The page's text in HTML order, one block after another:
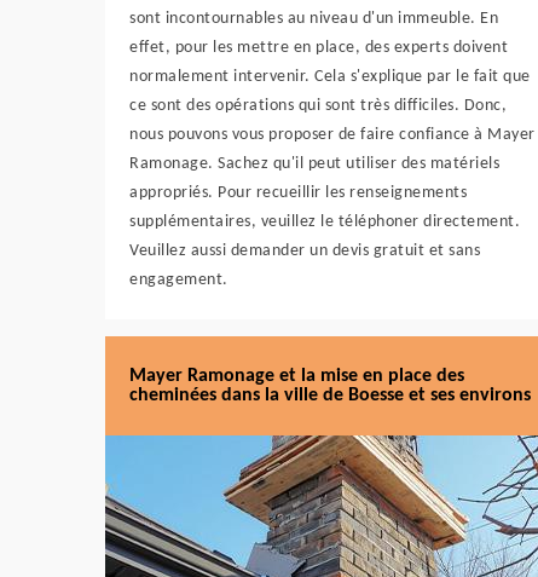
sont incontournables au niveau d'un immeuble. En
effet, pour les mettre en place, des experts doivent
normalement intervenir. Cela s'explique par le fait que
ce sont des opérations qui sont très difficiles. Donc,
nous pouvons vous proposer de faire confiance à Mayer
Ramonage. Sachez qu'il peut utiliser des matériels
appropriés. Pour recueillir les renseignements
supplémentaires, veuillez le téléphoner directement.
Veuillez aussi demander un devis gratuit et sans
engagement.
Mayer Ramonage et la mise en place des
cheminées dans la ville de Boesse et ses environs